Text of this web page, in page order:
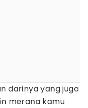
darinya yang juga
merana kamu